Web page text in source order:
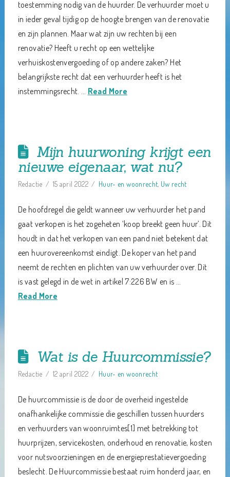
toestemming nodig van de huurder. De verhuurder moet u
in ieder geval tijdig op de hoogte brengen van de renovatie
en zijn plannen. Maar wat zijn uw rechten bij een
renovatie? Heeft u recht op een wettelijke
verhuiskostenvergoeding of op andere zaken? Het
belangrijkste recht dat een verhuurder heeft is het
instemmingsrecht. … Read More
Mijn huurwoning krijgt een
nieuwe eigenaar, wat nu?
Redactie 15 april 2022 Huur- en woonrecht, Uw recht
De hoofdregel die geldt wanneer uw verhuurder het pand
gaat verkopen is het zogeheten ‘koop breekt geen huur’. Dit
houdt in dat het verkopen van een pand niet betekent dat
een huurovereenkomst eindigt. De koper van het pand
neemt de rechten en plichten van uw verhuurder over. Dit
is vast gelegd in de wet in artikel 7:226 BW en is …
Read More
Wat is de Huurcommissie?
Redactie 12 april 2022 Huur- en woonrecht
De huurcommissie is de door de overheid ingestelde
onafhankelijke commissie die geschillen tussen huurders
en verhuurders van woonruimtes[1] met betrekking tot
huurprijzen, servicekosten, onderhoud en renovatie, kosten
voor nutsvoorzieningen en de energieprestatievergoeding
beslecht. De Huurcommissie bestaat ruim honderd jaar, en